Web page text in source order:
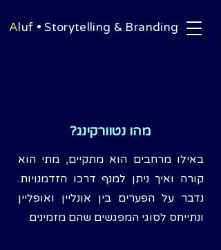
Aluf • Storytelling & Branding
מהו נטוורקינג?
באילו מרחבים הוא מתקיים, מתי הוא
קורה ואיך ניתן למנף דרכו הזדמנויות.
נדבר על הפערים בין אונליין ואופליין
ונתייחס לסוגי המפגשים שהם מזמינים